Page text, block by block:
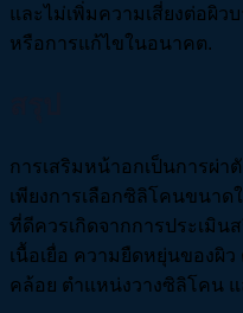
และไม่เพิ่มความเสี่ยงต่อผิว
หรือการแก้ไขในอนาคต.
การเสริมหน้าอกเป็นการผ่า
เพียงการเลือกซิลิโคนขนา
ที่ดีควรเกิดจากการประเมิน
เนื้อเยื่อ ความยืดหยุ่นของผิ
คล้อย ตำแหน่งวางซิลิโคน